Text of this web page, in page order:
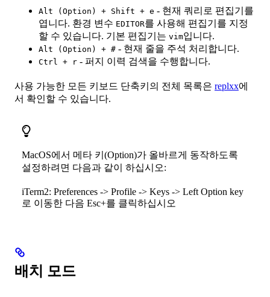
Alt (Option) + Shift + e - 현재 쿼리로 편집기를
엽니다. 환경 변수 EDITOR를 사용해 편집기를 지정
할 수 있습니다. 기본 편집기는 vim입니다.
Alt (Option) + # - 현재 줄을 주석 처리합니다.
Ctrl + r - 퍼지 이력 검색을 수행합니다.
사용 가능한 모든 키보드 단축키의 전체 목록은 replxx에
서 확인할 수 있습니다.
MacOS에서 메타 키(Option)가 올바르게 동작하도록
설정하려면 다음과 같이 하십시오:
iTerm2: Preferences -> Profile -> Keys -> Left Option key
로 이동한 다음 Esc+를 클릭하십시오
배치 모드